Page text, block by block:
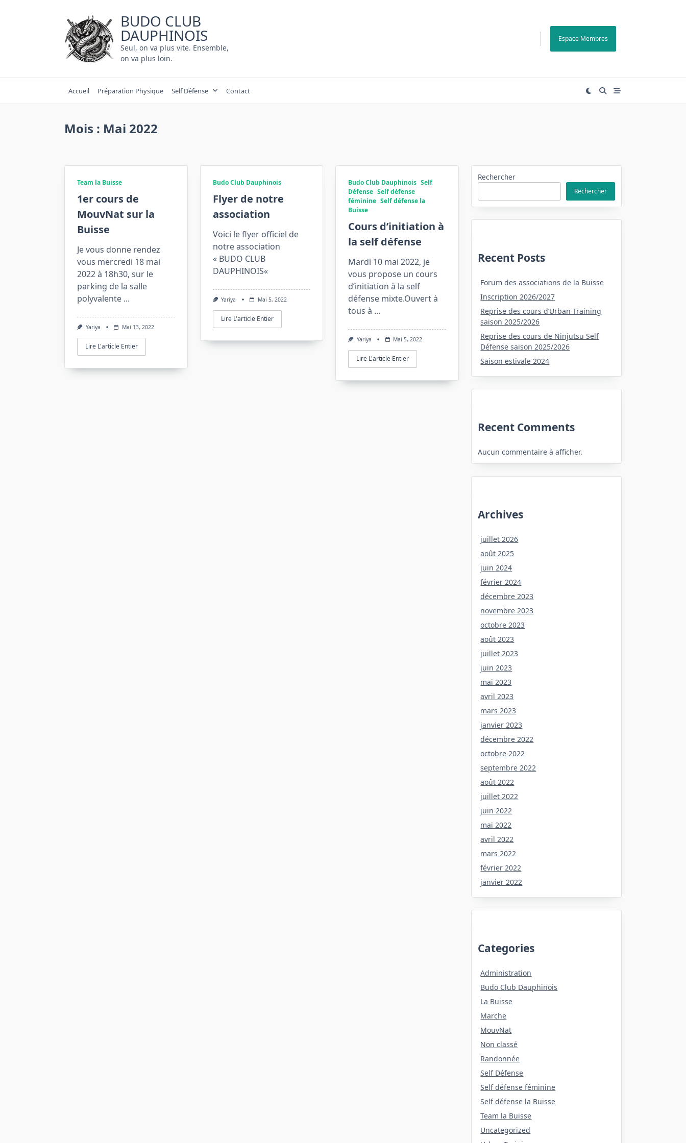
BUDO CLUB
DAUPHINOIS
Seul, on va plus vite. Ensemble,
on va plus loin.
Espace Membres
Accueil Préparation Physique Self Défense Contact
Mois : Mai 2022
Team la Buisse
1er cours de
MouvNat sur la
Buisse
Je vous donne rendez
vous mercredi 18 mai
2022 à 18h30, sur le
parking de la salle
polyvalente ...
Yariya Mai 13, 2022
Lire L'article Entier
Budo Club Dauphinois
Flyer de notre
association
Voici le flyer officiel de
notre association
« BUDO CLUB
DAUPHINOIS«
Yariya Mai 5, 2022
Lire L'article Entier
Budo Club Dauphinois Self
Défense Self défense
féminine Self défense la
Buisse
Cours d’initiation à
la self défense
Mardi 10 mai 2022, je
vous propose un cours
d’initiation à la self
défense mixte.Ouvert à
tous à ...
Yariya Mai 5, 2022
Lire L'article Entier
Rechercher
Rechercher
Recent Posts
Forum des associations de la Buisse
Inscription 2026/2027
Reprise des cours d’Urban Training
saison 2025/2026
Reprise des cours de Ninjutsu Self
Défense saison 2025/2026
Saison estivale 2024
Recent Comments
Aucun commentaire à afficher.
Archives
juillet 2026
août 2025
juin 2024
février 2024
décembre 2023
novembre 2023
octobre 2023
août 2023
juillet 2023
juin 2023
mai 2023
avril 2023
mars 2023
janvier 2023
décembre 2022
octobre 2022
septembre 2022
août 2022
juillet 2022
juin 2022
mai 2022
avril 2022
mars 2022
février 2022
janvier 2022
Categories
Administration
Budo Club Dauphinois
La Buisse
Marche
MouvNat
Non classé
Randonnée
Self Défense
Self défense féminine
Self défense la Buisse
Team la Buisse
Uncategorized